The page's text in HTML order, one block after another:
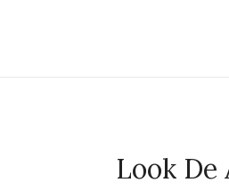
Look De